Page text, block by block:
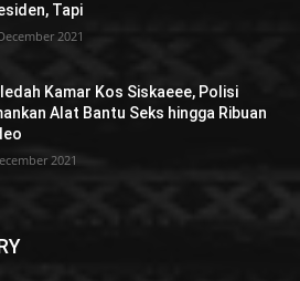
Tapi
2021
Kamar Kos Siskaeee, Polisi
Alat Bantu Seks hingga Ribuan
2021